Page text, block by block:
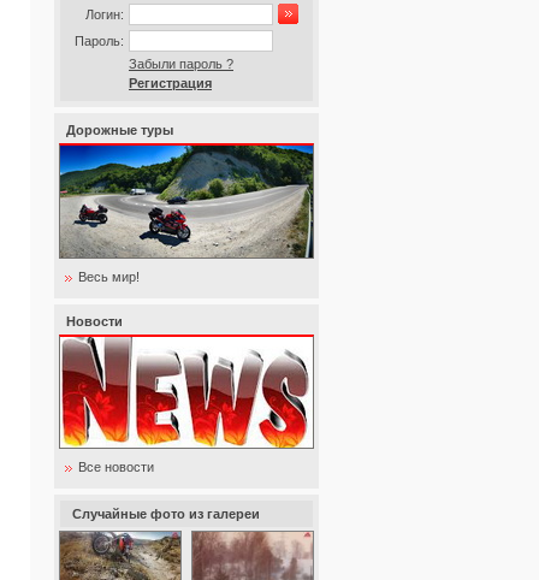
Логин:
Пароль:
Забыли пароль ?
Регистрация
Дорожные туры
Весь мир!
Новости
Все новости
Случайные фото из галереи